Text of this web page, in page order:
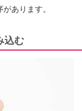
あります。
込む